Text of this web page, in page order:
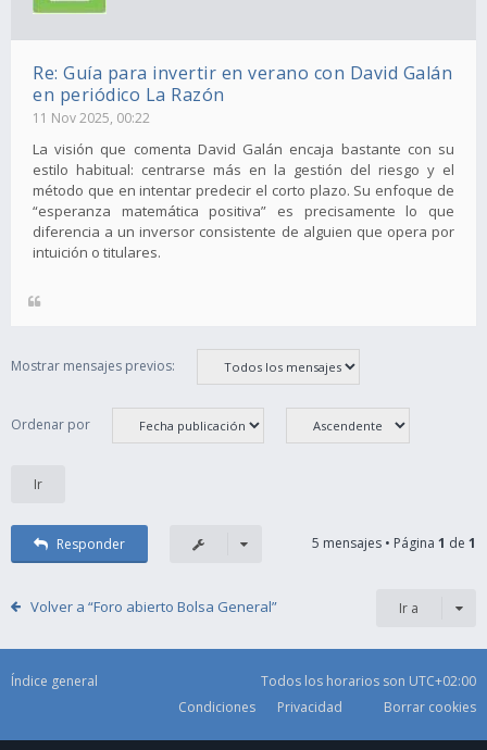
Re: Guía para invertir en verano con David Galán
en periódico La Razón
11 Nov 2025, 00:22
La visión que comenta David Galán encaja bastante con su
estilo habitual: centrarse más en la gestión del riesgo y el
método que en intentar predecir el corto plazo. Su enfoque de
“esperanza matemática positiva” es precisamente lo que
diferencia a un inversor consistente de alguien que opera por
intuición o titulares.
Mostrar mensajes previos:
Ordenar por
Responder 5 mensajes • Página 1 de 1
Volver a “Foro abierto Bolsa General” Ir a
Índice general Todos los horarios son UTC+02:00
Borrar cookies
Privacidad
Condiciones